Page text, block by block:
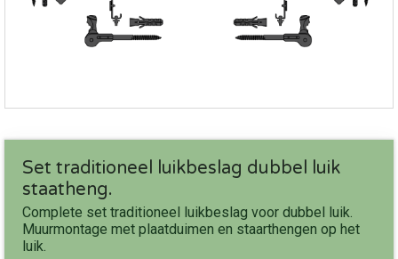
Set traditioneel luikbeslag dubbel luik
staatheng.
Complete set traditioneel luikbeslag voor dubbel luik.
Muurmontage met plaatduimen en staarthengen op het
luik.